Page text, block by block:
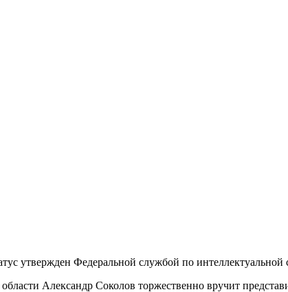
утвержден Федеральной службой по интеллектуальной
Александр Соколов торжественно вручит